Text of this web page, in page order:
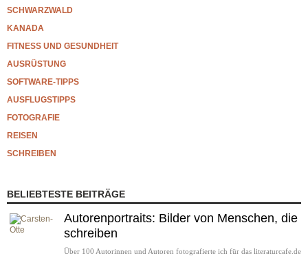
SCHWARZWALD
KANADA
FITNESS UND GESUNDHEIT
AUSRÜSTUNG
SOFTWARE-TIPPS
AUSFLUGSTIPPS
FOTOGRAFIE
REISEN
SCHREIBEN
BELIEBTESTE BEITRÄGE
Autorenportraits: Bilder von Menschen, die
schreiben
Über 100 Autorinnen und Autoren fotografierte ich für das literaturcafe.de